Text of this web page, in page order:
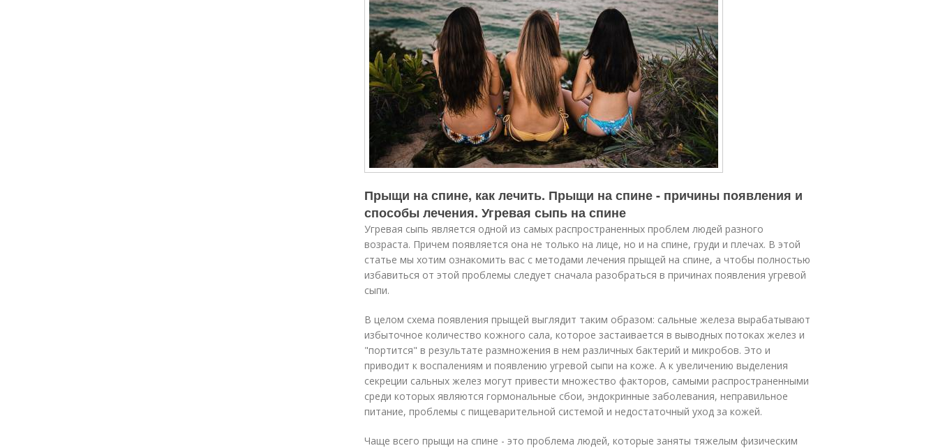
Прыщи на спине, как лечить. Прыщи на спине - причины появления и
способы лечения. Угревая сыпь на спине
Угревая сыпь является одной из самых распространенных проблем людей разного
возраста. Причем появляется она не только на лице, но и на спине, груди и плечах. В этой
статье мы хотим ознакомить вас с методами лечения прыщей на спине, а чтобы полностью
избавиться от этой проблемы следует сначала разобраться в причинах появления угревой
сыпи.
В целом схема появления прыщей выглядит таким образом: сальные железа вырабатывают
избыточное количество кожного сала, которое застаивается в выводных потоках желез и
"портится" в результате размножения в нем различных бактерий и микробов. Это и
приводит к воспалениям и появлению угревой сыпи на коже. А к увеличению выделения
секреции сальных желез могут привести множество факторов, самыми распространенными
среди которых являются гормональные сбои, эндокринные заболевания, неправильное
питание, проблемы с пищеварительной системой и недостаточный уход за кожей.
Чаще всего прыщи на спине - это проблема людей, которые заняты тяжелым физическим